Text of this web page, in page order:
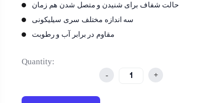
حالت شفاف برای شنیدن و متصل شدن هم زمان
سه اندازه مختلف سری سیلیکونی
مقاوم در برابر آب و رطوبت
Quantity:
- +